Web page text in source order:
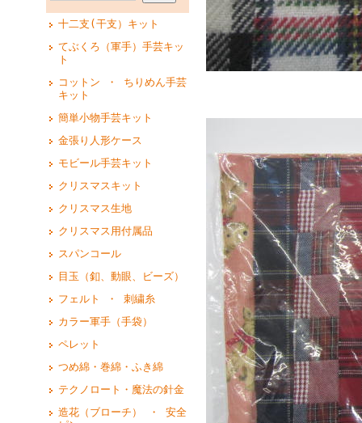
十二支(干支）キット
てぶくろ（軍手）手芸キッ
ト
コットン ・ ちりめん手芸
キット
簡単小物手芸キット
金張り人形ケース
モビール手芸キット
クリスマスキット
クリスマス生地
クリスマス用付属品
スパンコール
目玉（釦、動眼、ビーズ）
フェルト ・ 刺繍糸
カラー軍手（手袋）
ペレット
つめ綿・巻綿・ふき綿
テクノロート・魔法の針金
造花（ブローチ） ・ 安全